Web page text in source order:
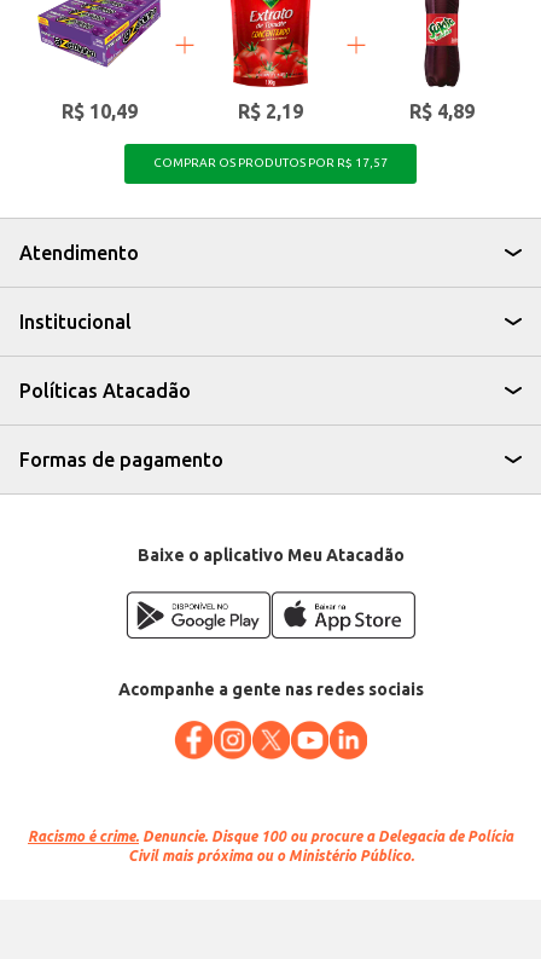
saboroso, perfeito para diversas ocasiões.
R$ 10,49 R$ 2,19 R$ 4,89
COMPRAR OS PRODUTOS POR R$ 17,57
Atendimento
Institucional
Políticas Atacadão
Formas de pagamento
Baixe o aplicativo Meu Atacadão
Acompanhe a gente nas redes sociais
Racismo é crime. Denuncie. Disque 100 ou procure a Delegacia de Polícia
Civil mais próxima ou o Ministério Público.